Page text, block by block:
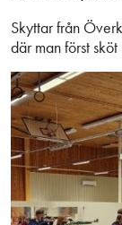
Skyttar från
där man först